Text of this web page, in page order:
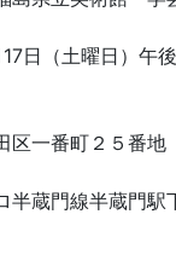
日（土曜日）午
区一番町２５番
半蔵門線半蔵門